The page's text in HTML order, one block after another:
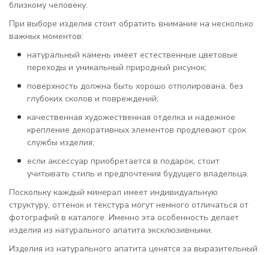
близкому человеку.
При выборе изделия стоит обратить внимание на несколько
важных моментов:
натуральный камень имеет естественные цветовые
переходы и уникальный природный рисунок;
поверхность должна быть хорошо отполирована, без
глубоких сколов и повреждений;
качественная художественная отделка и надежное
крепление декоративных элементов продлевают срок
службы изделия;
если аксессуар приобретается в подарок, стоит
учитывать стиль и предпочтения будущего владельца.
Поскольку каждый минерал имеет индивидуальную
структуру, оттенок и текстура могут немного отличаться от
фотографий в каталоге. Именно эта особенность делает
изделия из натурального апатита эксклюзивными.
Изделия из натурального апатита ценятся за выразительный